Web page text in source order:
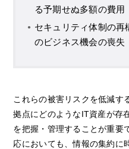
る予期せぬ多額の費用
セキュリティ体制の再
のビジネス機会の喪失
これらの被害リスクを低減す
拠点にどのようなIT資産が存
を把握・管理することが重要
応においても、情報の集約に